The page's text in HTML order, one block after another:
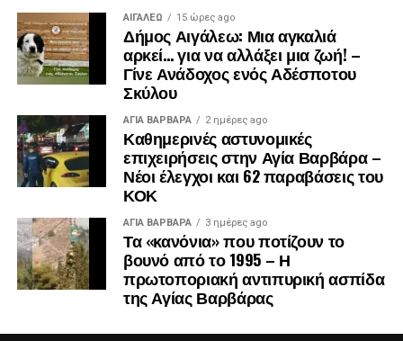
.
.
.
ΑΙΓΑΛΕΩ 15 ώρες ago
Δήμος Αιγάλεω: Μια αγκαλιά
αρκεί… για να αλλάξει μια ζωή! –
Γίνε Ανάδοχος ενός Αδέσποτου
Σκύλου
ΑΓΙΑ ΒΑΡΒΑΡΑ 2 ημέρες ago
Καθημερινές αστυνομικές
επιχειρήσεις στην Αγία Βαρβάρα –
Νέοι έλεγχοι και 62 παραβάσεις του
ΚΟΚ
ΑΓΙΑ ΒΑΡΒΑΡΑ 3 ημέρες ago
Τα «κανόνια» που ποτίζουν το
βουνό από το 1995 – Η
πρωτοποριακή αντιπυρική ασπίδα
της Αγίας Βαρβάρας